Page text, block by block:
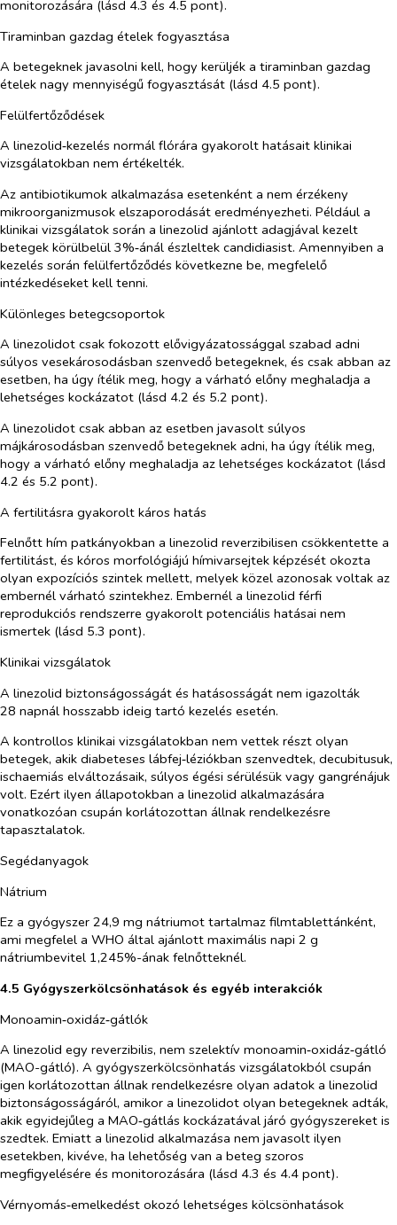
monitorozására (lásd 4.3 és 4.5 pont).
Tiraminban gazdag ételek fogyasztása
A betegeknek javasolni kell, hogy kerüljék a tiraminban gazdag
ételek nagy mennyiségű fogyasztását (lásd 4.5 pont).
Felülfertőződések
A linezolid‑kezelés normál flórára gyakorolt hatásait klinikai
vizsgálatokban nem értékelték.
Az antibiotikumok alkalmazása esetenként a nem érzékeny
mikroorganizmusok elszaporodását eredményezheti. Például a
klinikai vizsgálatok során a linezolid ajánlott adagjával kezelt
betegek körülbelül 3%‑ánál észleltek candidiasist. Amennyiben a
kezelés során felülfertőződés következne be, megfelelő
intézkedéseket kell tenni.
Különleges betegcsoportok
A linezolidot csak fokozott elővigyázatossággal szabad adni
súlyos vesekárosodásban szenvedő betegeknek, és csak abban az
esetben, ha úgy ítélik meg, hogy a várható előny meghaladja a
lehetséges kockázatot (lásd 4.2 és 5.2 pont).
A linezolidot csak abban az esetben javasolt súlyos
májkárosodásban szenvedő betegeknek adni, ha úgy ítélik meg,
hogy a várható előny meghaladja az lehetséges kockázatot (lásd
4.2 és 5.2 pont).
A fertilitásra gyakorolt káros hatás
Felnőtt hím patkányokban a linezolid reverzibilisen csökkentette a
fertilitást, és kóros morfológiájú hímivarsejtek képzését okozta
olyan expozíciós szintek mellett, melyek közel azonosak voltak az
embernél várható szintekhez. Embernél a linezolid férfi
reprodukciós rendszerre gyakorolt potenciális hatásai nem
ismertek (lásd 5.3 pont).
Klinikai vizsgálatok
A linezolid biztonságosságát és hatásosságát nem igazolták
28 napnál hosszabb ideig tartó kezelés esetén.
A kontrollos klinikai vizsgálatokban nem vettek részt olyan
betegek, akik diabeteses lábfej‑léziókban szenvedtek, decubitusuk,
ischaemiás elváltozásaik, súlyos égési sérülésük vagy gangrénájuk
volt. Ezért ilyen állapotokban a linezolid alkalmazására
vonatkozóan csupán korlátozottan állnak rendelkezésre
tapasztalatok.
Segédanyagok
Nátrium
Ez a gyógyszer 24,9 mg nátriumot tartalmaz filmtablettánként,
ami megfelel a WHO által ajánlott maximális napi 2 g
nátriumbevitel 1,245%-ának felnőtteknél.
4.5 Gyógyszerkölcsönhatások és egyéb interakciók
Monoamin‑oxidáz‑gátlók
A linezolid egy reverzibilis, nem szelektív monoamin‑oxidáz‑gátló
(MAO-gátló). A gyógyszerkölcsönhatás vizsgálatokból csupán
igen korlátozottan állnak rendelkezésre olyan adatok a linezolid
biztonságosságáról, amikor a linezolidot olyan betegeknek adták,
akik egyidejűleg a MAO‑gátlás kockázatával járó gyógyszereket is
szedtek. Emiatt a linezolid alkalmazása nem javasolt ilyen
esetekben, kivéve, ha lehetőség van a beteg szoros
megfigyelésére és monitorozására (lásd 4.3 és 4.4 pont).
Vérnyomás‑emelkedést okozó lehetséges kölcsönhatások